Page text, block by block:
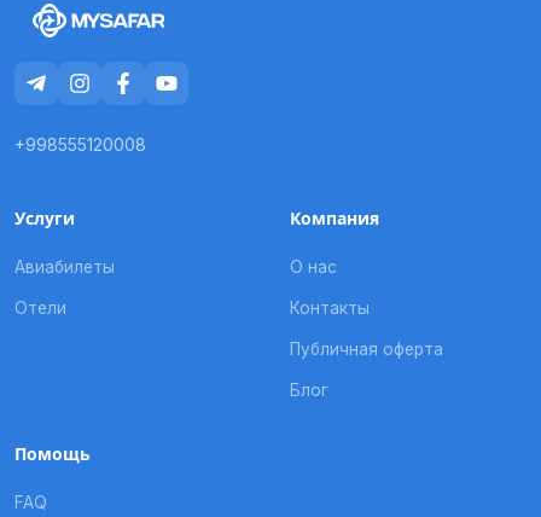
+998555120008
Услуги
Авиабилеты
Отели
Компания
О нас
Контакты
Публичная оферта
Блог
Помощь
FAQ